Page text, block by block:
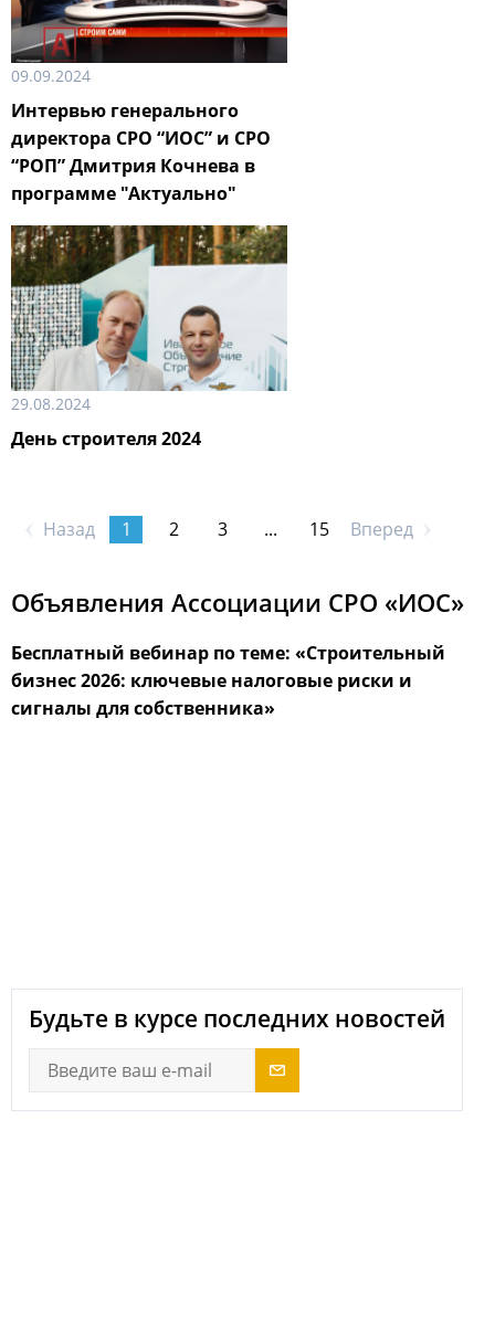
09.09.2024
Интервью генерального
директора СРО “ИОС” и СРО
“РОП” Дмитрия Кочнева в
программе "Актуально"
29.08.2024
День строителя 2024
Назад 1 2 3 ... 15 Вперед
Объявления Ассоциации СРО «ИОС»
Бесплатный вебинар по теме: «Строительный
бизнес 2026: ключевые налоговые риски и
сигналы для собственника»
Будьте в курсе последних новостей